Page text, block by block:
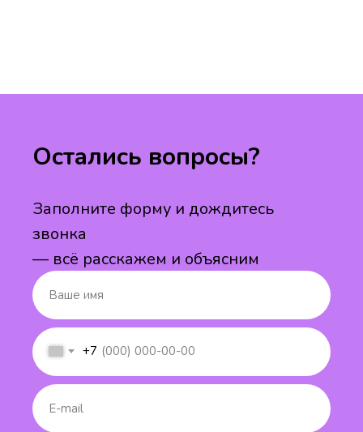
+7
Остались вопросы?
Заполните форму и дождитесь
звонка
— всё расскажем и объясним